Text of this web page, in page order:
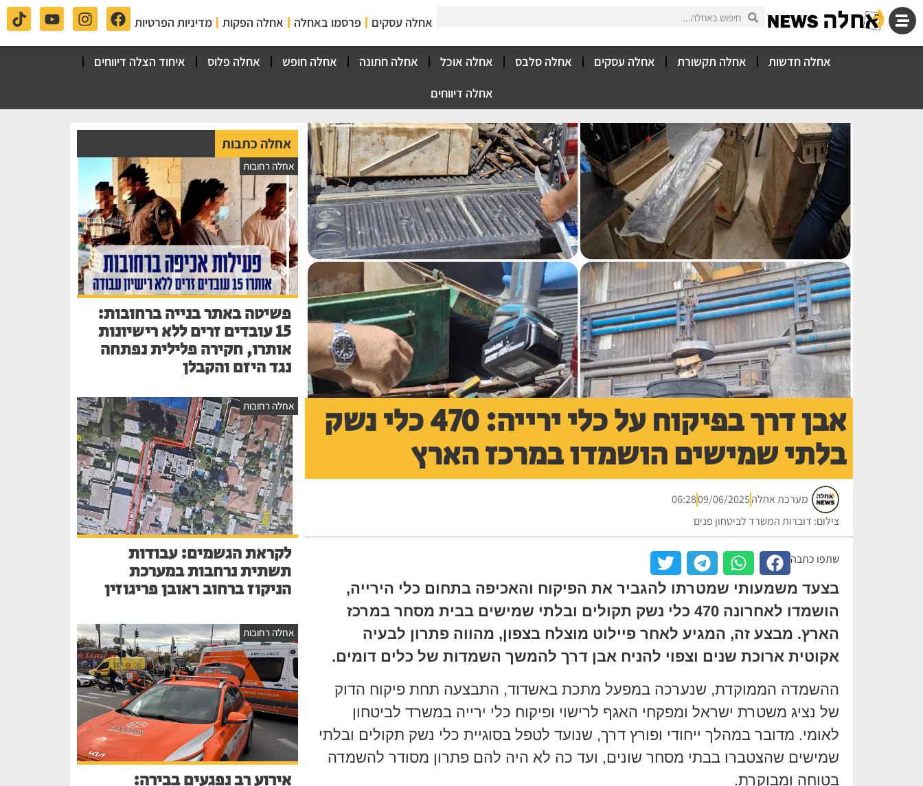
אחלה עסקים פרסמו באחלה אחלה הפקות מדיניות הפרטיות
אחלה חדשות אחלה תקשורת אחלה עסקים אחלה סלבס אחלה אוכל אחלה חתונה אחלה חופש אחלה פלוס
איחוד הצלה דיווחים
אחלה דיווחים
אבן דרך בפיקוח על כלי ירייה: 470 כלי נשק
בלתי שמישים הושמדו במרכז הארץ
מערכת אחלה09/06/2025
06:28
צילום: דוברות המשרד לביטחון פנים
שתפו כתבה
בצעד משמעותי שמטרתו להגביר את הפיקוח והאכיפה בתחום כלי הירייה,
הושמדו לאחרונה 470 כלי נשק תקולים ובלתי שמישים בבית מסחר במרכז
הארץ. מבצע זה, המגיע לאחר פיילוט מוצלח בצפון, מהווה פתרון לבעיה
אקוטית ארוכת שנים וצפוי להניח אבן דרך להמשך השמדות של כלים דומים.
ההשמדה הממוקדת, שנערכה במפעל מתכת באשדוד, התבצעה תחת פיקוח הדוק
של נציג משטרת ישראל ומפקחי האגף לרישוי ופיקוח כלי ירייה במשרד לביטחון
לאומי. מדובר במהלך ייחודי ופורץ דרך, שנועד לטפל בסוגיית כלי נשק תקולים ובלתי
שמישים שהצטברו בבתי מסחר שונים, ועד כה לא היה להם פתרון מסודר להשמדה
בטוחה ומבוקרת.
אחלה כתבות
אחלה רחובות
פשיטה באתר בנייה ברחובות:
15 עובדים זרים ללא רישיונות
אותרו, חקירה פלילית נפתחה
נגד היזם והקבלן
אחלה רחובות
לקראת הגשמים: עבודות
תשתית נרחבות במערכת
הניקוז ברחוב ראובן פריגוזין
אחלה רחובות
אירוע רב נפגעים בבירה: